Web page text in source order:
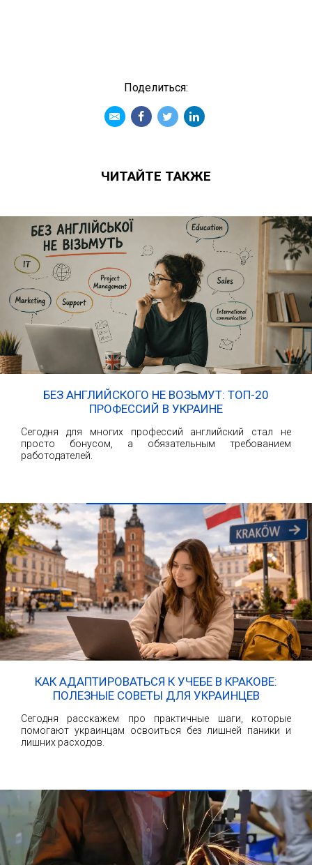
Поделиться:
ЧИТАЙТЕ ТАКЖЕ
БЕЗ АНГЛИЙСКОГО НЕ ВОЗЬМУТ: ТОП-20
ПРОФЕССИЙ В УКРАИНЕ
Сегодня для многих профессий английский стал не
просто бонусом, а обязательным требованием
работодателей.
КАК АДАПТИРОВАТЬСЯ К УЧЕБЕ В КРАКОВЕ:
ПОЛЕЗНЫЕ СОВЕТЫ ДЛЯ УКРАИНЦЕВ
Сегодня расскажем про практичные шаги, которые
помогают украинцам освоиться без лишней паники и
лишних расходов.